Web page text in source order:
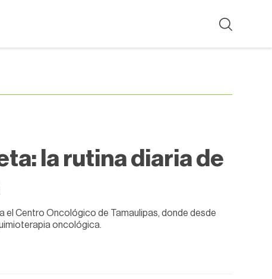
la rutina diaria de
el Centro Oncológico de Tamaulipas, donde desde
oncológica.